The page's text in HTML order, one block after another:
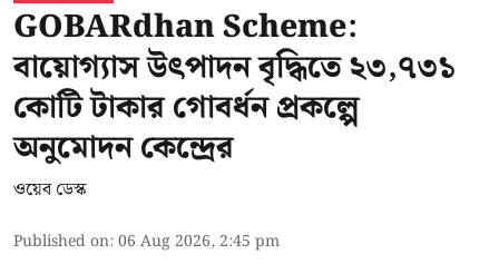
GOBARdhan Scheme:
বায়োগ্যাস উৎপাদন বৃদ্ধিতে ২৩,৭৩১
কোটি টাকার গোবর্ধন প্রকল্পে
অনুমোদন কেন্দ্রের
ওয়েব ডেস্ক
Published on:06 Aug 2026, 2:45 pm